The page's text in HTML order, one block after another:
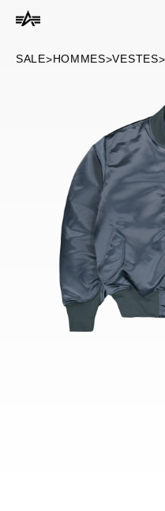
principal
SALE>HOMMES>VESTES>